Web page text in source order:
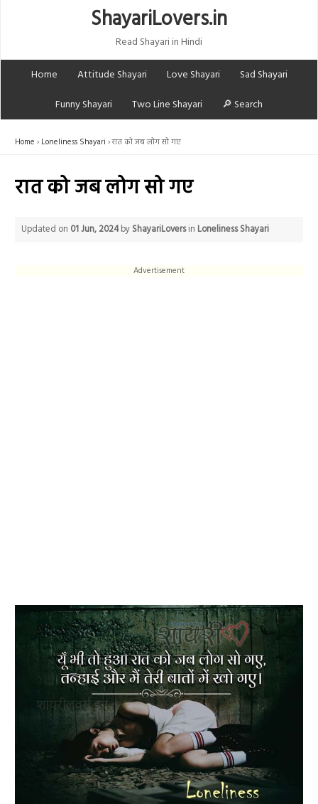
ShayariLovers.in
Read Shayari in Hindi
Home
Attitude Shayari Love Shayari
Sad Shayari
Funny Shayari
Two Line Shayari 🔎 Search
Home Loneliness Shayari रात को जब लोग सो गए
रात को जब लोग सो गए
Updated on 01 Jun, 2024by ShayariLoversin Loneliness Shayari
Advertisement